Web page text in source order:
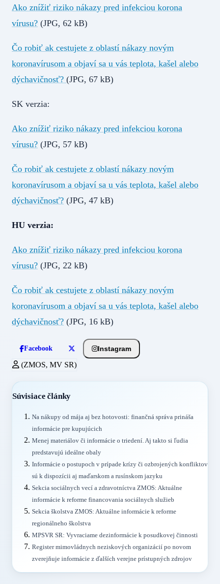
Ako znížiť riziko nákazy pred infekciou korona
vírusu? (JPG, 62 kB)
Čo robiť ak cestujete z oblastí nákazy novým
koronavírusom a objaví sa u vás teplota, kašel alebo
dýchavičnosť? (JPG, 67 kB)
SK verzia:
Ako znížiť riziko nákazy pred infekciou korona
vírusu? (JPG, 57 kB)
Čo robiť ak cestujete z oblastí nákazy novým
koronavírusom a objaví sa u vás teplota, kašel alebo
dýchavičnosť? (JPG, 47 kB)
HU verzia:
Ako znížiť riziko nákazy pred infekciou korona
vírusu? (JPG, 22 kB)
Čo robiť ak cestujete z oblastí nákazy novým
koronavírusom a objaví sa u vás teplota, kašel alebo
dýchavičnosť? (JPG, 16 kB)
Facebook Instagram
(ZMOS, MV SR)
Súvisiace články
Na nákupy od mája aj bez hotovosti: finančná správa prináša
informácie pre kupujúcich
Menej materiálov či informácie o triedení. Aj takto si ľudia
predstavujú ideálne obaly
Informácie o postupoch v prípade krízy či ozbrojených konfliktov
sú k dispozícii aj maďarskom a rusínskom jazyku
Sekcia sociálnych vecí a zdravotníctva ZMOS: Aktuálne
informácie k reforme financovania sociálnych služieb
Sekcia školstva ZMOS: Aktuálne informácie k reforme
regionálneho školstva
MPSVR SR: Vyvraciame dezinformácie k posudkovej činnosti
Register mimovládnych neziskových organizácií po novom
zverejňuje informácie z ďalších verejne prístupných zdrojov